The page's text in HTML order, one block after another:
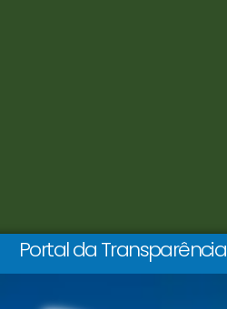
Portal da Transparência